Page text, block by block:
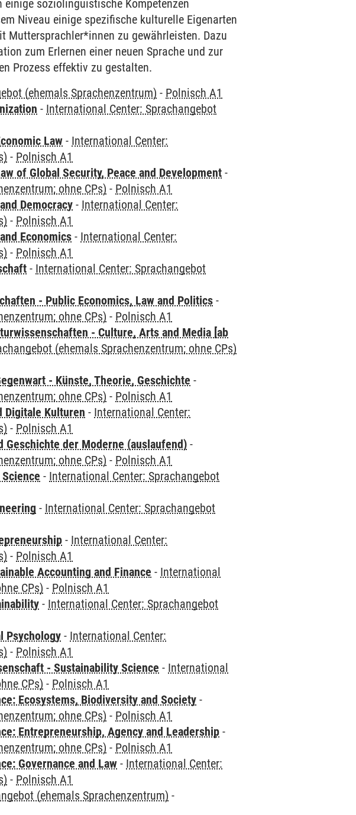
soziolinguistische Kompetenzen
Niveau einige spezifische kulturelle Eigenarten
Muttersprachler*innen zu gewährleisten. Dazu
zum Erlernen einer neuen Sprache und zur
Prozess effektiv zu gestalten.
(ehemals Sprachenzentrum) - Polnisch A1
- International Center: Sprachangebot
Law - International Center:
- Polnisch A1
of Global Security, Peace and Development -
ohne CPs) - Polnisch A1
Democracy - International Center:
- Polnisch A1
Economics - International Center:
- Polnisch A1
- International Center: Sprachangebot
- Public Economics, Law and Politics -
ohne CPs) - Polnisch A1
- Culture, Arts and Media [ab
(ehemals Sprachenzentrum; ohne CPs)
- Künste, Theorie, Geschichte -
ohne CPs) - Polnisch A1
Digitale Kulturen - International Center:
- Polnisch A1
der Moderne (auslaufend) -
ohne CPs) - Polnisch A1
- International Center: Sprachangebot
- International Center: Sprachangebot
- International Center:
- Polnisch A1
Accounting and Finance - International
CPs) - Polnisch A1
- International Center: Sprachangebot
Psychology - International Center:
- Polnisch A1
- Sustainability Science - International
CPs) - Polnisch A1
Ecosystems, Biodiversity and Society -
ohne CPs) - Polnisch A1
Entrepreneurship, Agency and Leadership -
ohne CPs) - Polnisch A1
Governance and Law - International Center:
- Polnisch A1
(ehemals Sprachenzentrum) -